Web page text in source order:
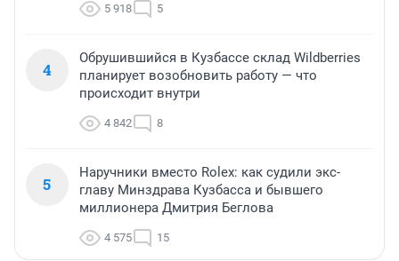
5 918 5
4
Обрушившийся в Кузбассе склад Wildberries
планирует возобновить работу — что
происходит внутри
4 842 8
5
Наручники вместо Rolex: как судили экс-
главу Минздрава Кузбасса и бывшего
миллионера Дмитрия Беглова
4 575 15